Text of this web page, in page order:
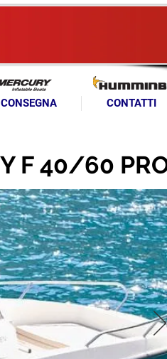
CONTATTI
F 40/60